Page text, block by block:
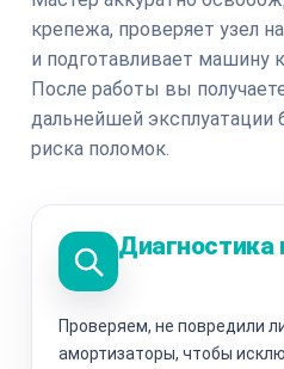
крепежа, проверяет узел
и подготавливает машину
После работы вы
дальнейшей эксплуатации
риска поломок.
Диагностика
Проверяем, не повредили
амортизаторы, чтобы